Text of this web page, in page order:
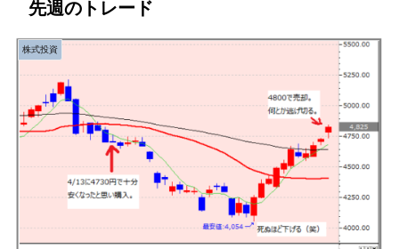
先週のトレード
株式投資